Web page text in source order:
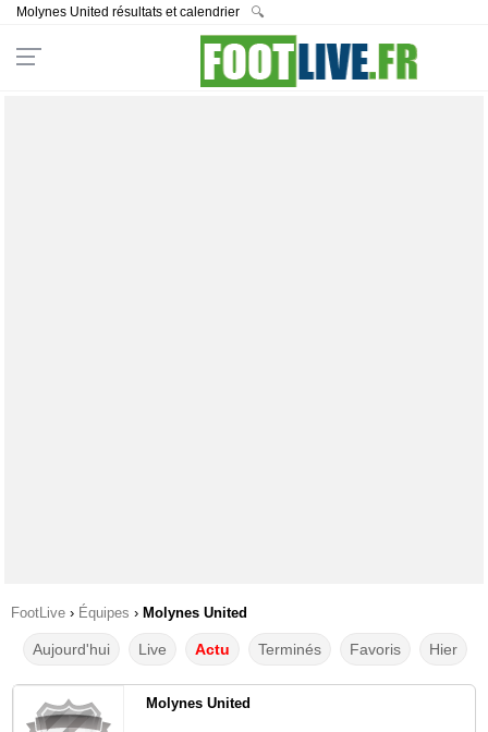
Molynes United résultats et calendrier 🔍
FootLive › Équipes › Molynes United
Aujourd'hui Live Actu Terminés Favoris Hier
Molynes United